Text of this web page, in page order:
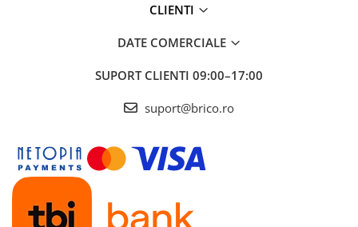
CLIENTI
DATE COMERCIALE
SUPORT CLIENTI 09:00–17:00
suport@brico.ro